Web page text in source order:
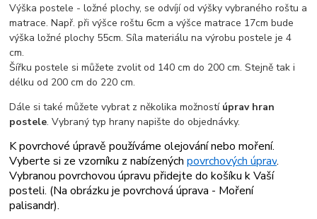
Výška postele - ložné plochy, se odvíjí od výšky vybraného roštu a
matrace. Např. při výšce roštu 6cm a výšce matrace 17cm bude
výška ložné plochy 55cm. Síla materiálu na výrobu postele je 4
cm.
Šířku postele si můžete zvolit od 140 cm do 200 cm. Stejně tak i
délku od 200 cm do 220 cm.
Dále si také můžete vybrat z několika možností úprav hran
postele. Vybraný typ hrany napište do objednávky.
K povrchové úpravě používáme olejování nebo moření.
Vyberte si ze vzorníku z nabízenýchpovrchových úprav.
Vybranou povrchovou úpravu přidejte do košíku k Vaší
posteli. (Na obrázku je povrchová úprava - Moření
palisandr).